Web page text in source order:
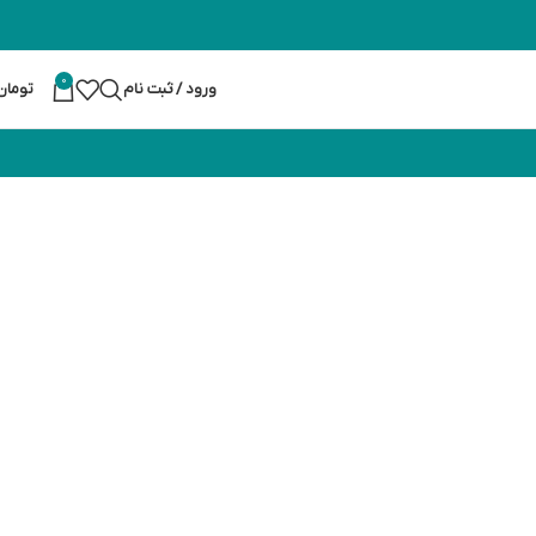
ورود / ثبت نام 0